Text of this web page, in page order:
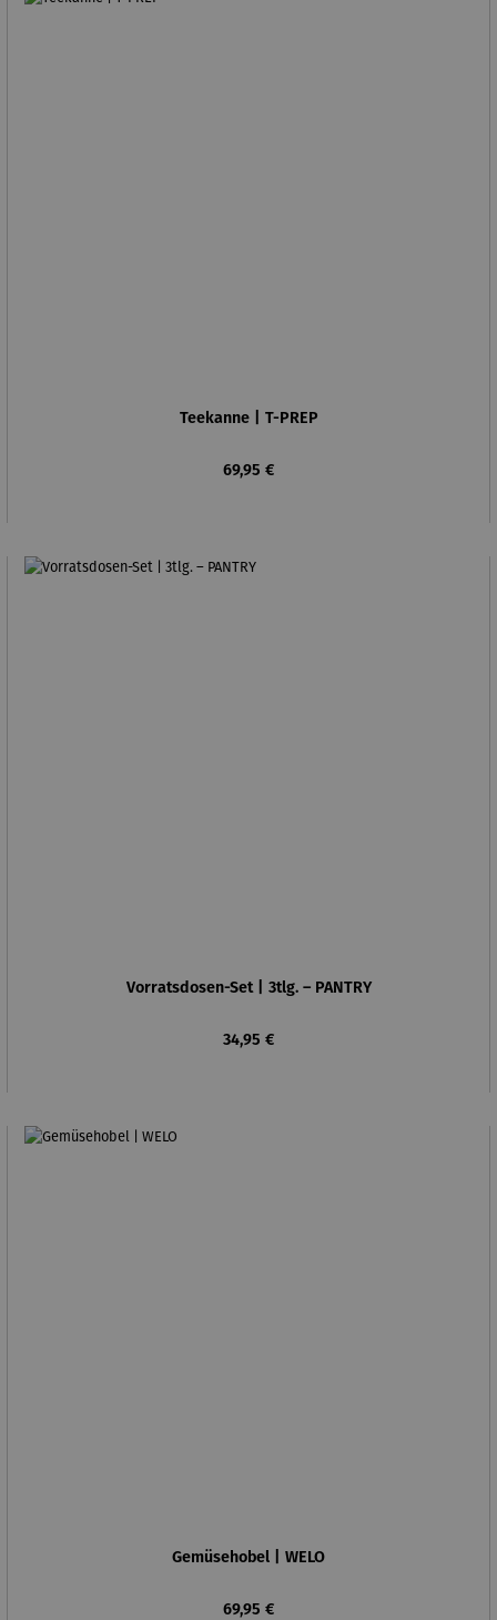
Teekanne | T-PREP
Regulärer Preis:
69,95 €
Vorratsdosen-Set | 3tlg. – PANTRY
Regulärer Preis:
34,95 €
Gemüsehobel | WELO
Regulärer Preis:
69,95 €